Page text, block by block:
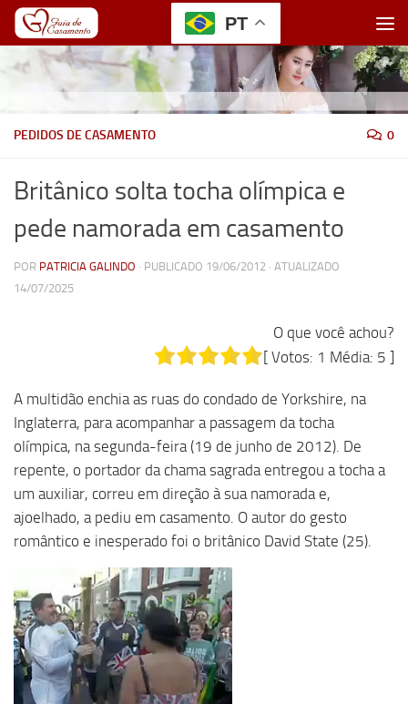
Skip to content
PEDIDOS DE CASAMENTO 0
Britânico solta tocha olímpica e
pede namorada em casamento
POR PATRICIA GALINDO · PUBLICADO 19/06/2012 · ATUALIZADO
14/07/2025
O que você achou?
[ Votos: 1 Média: 5 ]
A multidão enchia as ruas do condado de Yorkshire, na
Inglaterra, para acompanhar a passagem da tocha
olímpica, na segunda-feira (19 de junho de 2012). De
repente, o portador da chama sagrada entregou a tocha a
um auxiliar, correu em direção à sua namorada e,
ajoelhado, a pediu em casamento. O autor do gesto
romântico e inesperado foi o britânico David State (25).
PT